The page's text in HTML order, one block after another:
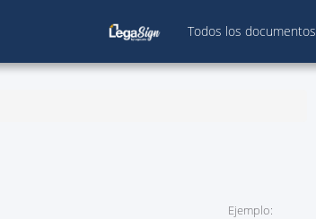
Todos los documentos
Ejemplo: